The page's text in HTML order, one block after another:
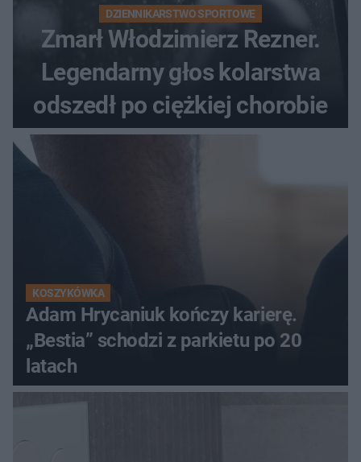
DZIENNIKARSTWO SPORTOWE
Zmarł Włodzimierz Rezner.
Legendarny głos kolarstwa
odszedł po ciężkiej chorobie
KOSZYKÓWKA
Adam Hrycaniuk kończy karierę.
„Bestia” schodzi z parkietu po 20
latach